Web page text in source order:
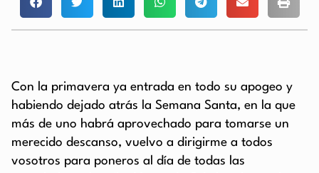
Con la primavera ya entrada en todo su apogeo y
habiendo dejado atrás la Semana Santa, en la que
más de uno habrá aprovechado para tomarse un
merecido descanso, vuelvo a dirigirme a todos
vosotros para poneros al día de todas las